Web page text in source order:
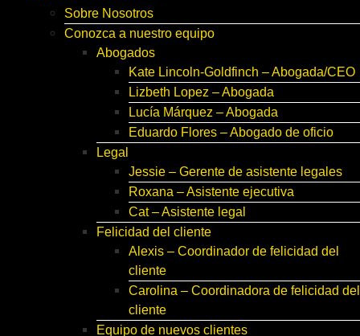
Sobre Nosotros
Conozca a nuestro equipo
Abogados
Kate Lincoln-Goldfinch – Abogada/CEO
Lizbeth Lopez – Abogada
Lucía Márquez – Abogada
Eduardo Flores – Abogado de oficio
Legal
Jessie – Gerente de asistente legales
Roxana – Asistente ejecutiva
Cat – Asistente legal
Felicidad del cliente
Alexis – Coordinador de felicidad del
cliente
Carolina – Coordinadora de felicidad del
cliente
Equipo de nuevos clientes